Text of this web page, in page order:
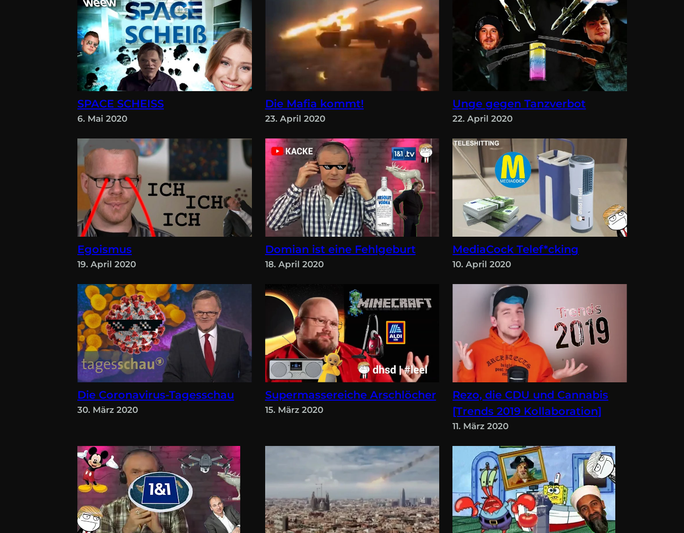
SPACE SCHEISS
6. Mai 2020
Die Mafia kommt!
23. April 2020
Unge gegen Tanzverbot
22. April 2020
Egoismus
19. April 2020
Domian ist eine Fehlgeburt
18. April 2020
MediaCock Telef*cking
10. April 2020
Die Coronavirus-Tagesschau
30. März 2020
Supermassereiche Arschlöcher
15. März 2020
Rezo, die CDU und Cannabis
[Trends 2019 Kollaboration]
11. März 2020